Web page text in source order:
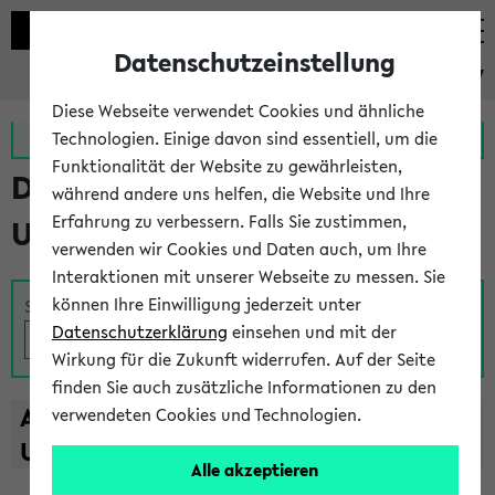
eKVV
Zur MeineUni App Zum MeineUni Portal
Das Lehrangebot der
Universität Bielefeld
Suche
A B C D E F G H I J K L M N O
U
V W X Y
Z
Datenschutzeinstellung
Diese Webseite verwendet Cookies und ähnliche
Technologien. Einige davon sind essentiell, um die
Funktionalität der Website zu gewährleisten,
während andere uns helfen, die Website und Ihre
Erfahrung zu verbessern. Falls Sie zustimmen,
verwenden wir Cookies und Daten auch, um Ihre
Interaktionen mit unserer Webseite zu messen. Sie
können Ihre Einwilligung jederzeit unter
Datenschutzerklärung einsehen und mit der
Wirkung für die Zukunft widerrufen. Auf der Seite
finden Sie auch zusätzliche Informationen zu den
verwendeten Cookies und Technologien.
Alle akzeptieren